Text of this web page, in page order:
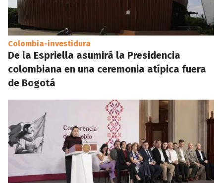
Colombia-investidura
De la Espriella asumirá la Presidencia
colombiana en una ceremonia atípica fuera
de Bogotá